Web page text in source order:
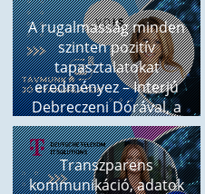
A rugalmasság minden
szinten pozitív
tapasztalatokat
eredményez – Interjú
Debreczeni Dórával, a
_VOIS európai HR
igazgatójával
Transzparens
kommunikáció, adatok